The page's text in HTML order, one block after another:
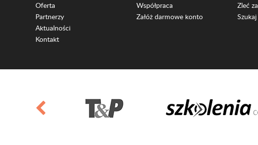
Oferta
Partnerzy
Aktualności
Kontakt
Współpraca
Załóż darmowe konto
Zleć